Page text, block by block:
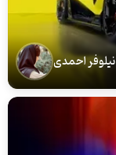
نیلوفر احمدی